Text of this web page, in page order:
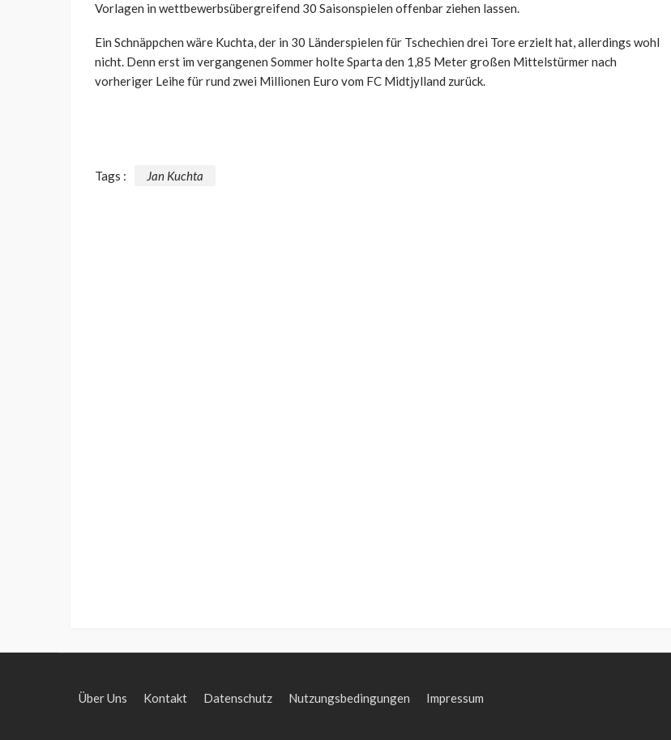
Vorlagen in wettbewerbsübergreifend 30 Saisonspielen offenbar ziehen lassen.
Ein Schnäppchen wäre Kuchta, der in 30 Länderspielen für Tschechien drei Tore erzielt hat, allerdings wohl
nicht. Denn erst im vergangenen Sommer holte Sparta den 1,85 Meter großen Mittelstürmer nach
vorheriger Leihe für rund zwei Millionen Euro vom FC Midtjylland zurück.
Tags : Jan Kuchta
Über Uns Kontakt Datenschutz Nutzungsbedingungen Impressum